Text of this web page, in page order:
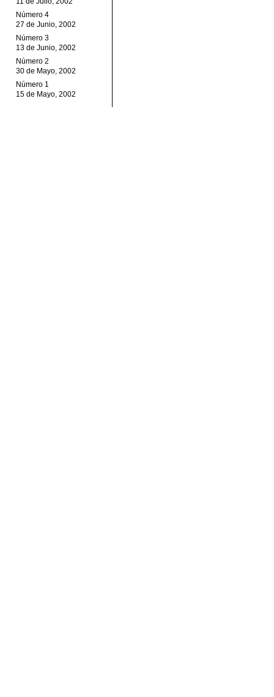
Número 4
27 de Junio, 2002
Número 3
13 de Junio, 2002
Número 2
30 de Mayo, 2002
Número 1
15 de Mayo, 2002